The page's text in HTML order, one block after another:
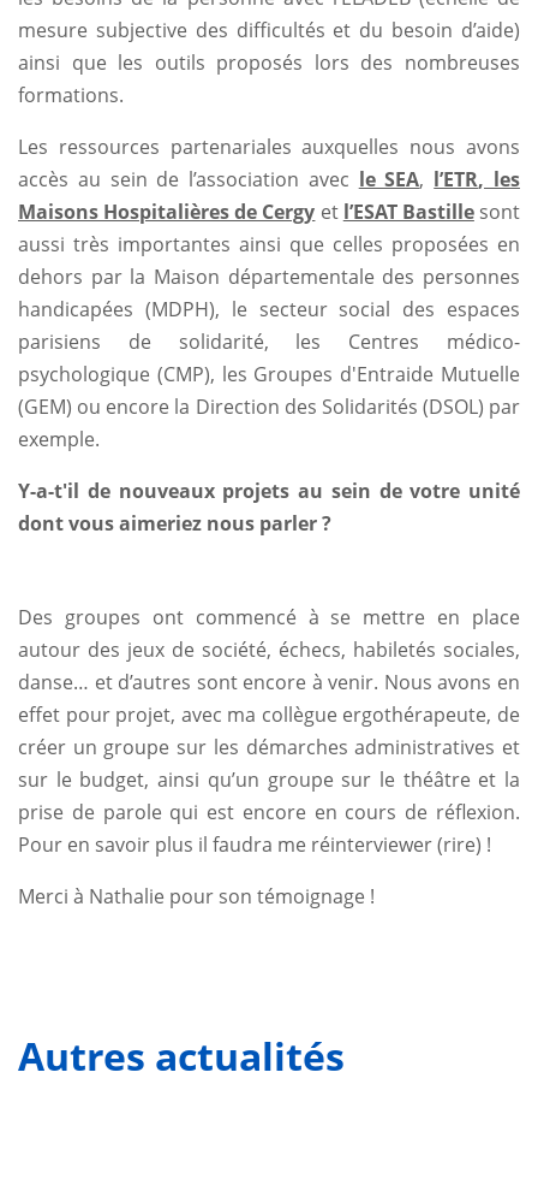
mesure subjective des difficultés et du besoin d’aide)
ainsi que les outils proposés lors des nombreuses
formations.
Les ressources partenariales auxquelles nous avons
accès au sein de l’association avec le SEA, l’ETR, les
Maisons Hospitalières de Cergy et l’ESAT Bastillesont
aussi très importantes ainsi que celles proposées en
dehors par la Maison départementale des personnes
handicapées (MDPH), le secteur social des espaces
parisiens de solidarité, les Centres médico-
psychologique (CMP), les Groupes d'Entraide Mutuelle
(GEM) ou encore la Direction des Solidarités (DSOL) par
exemple.
Y-a-t'il de nouveaux projets au sein de votre unité
dont vous aimeriez nous parler ?
Des groupes ont commencé à se mettre en place
autour des jeux de société, échecs, habiletés sociales,
danse… et d’autres sont encore à venir. Nous avons en
effet pour projet, avec ma collègue ergothérapeute, de
créer un groupe sur les démarches administratives et
sur le budget, ainsi qu’un groupe sur le théâtre et la
prise de parole qui est encore en cours de réflexion.
Pour en savoir plus il faudra me réinterviewer (rire) !
Merci à Nathalie pour son témoignage !
Autres actualités